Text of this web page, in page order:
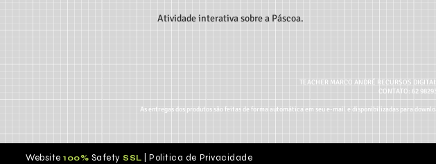
Atividade interativa sobre a Páscoa.
TEACHER MARCO ANDRÉ RECURSOS
CONTATO: 62
As entregas dos produtos são feitas de forma automática em seu e-mail e disponibilizadas para
Website100% SafetySSL |Politica de Privacidade